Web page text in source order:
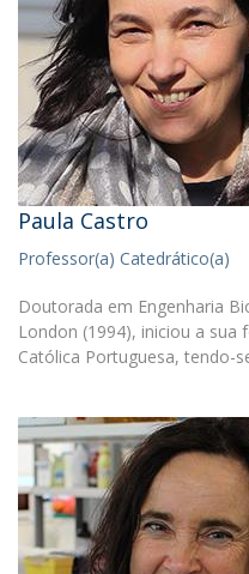
Paula Castro
Professor(a) Catedrático(a)
Doutorada em Engenharia
London (1994), iniciou a sua
Católica Portuguesa, tendo-